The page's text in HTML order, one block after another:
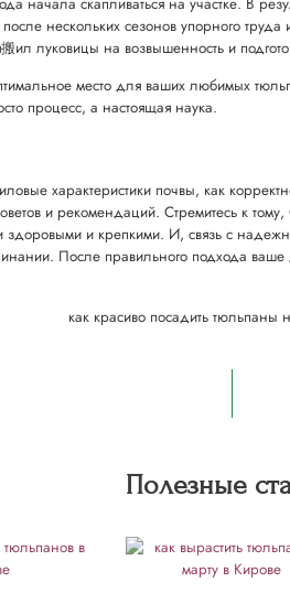
нескольких сезонов упорного
луковицы на возвышенность и
место для ваших любимых
процесс, а настоящая наука.
характеристики почвы, как
и рекомендаций. Стремитесь к
и крепкими. И, связь с
После правильного подхода ваше
Полезные